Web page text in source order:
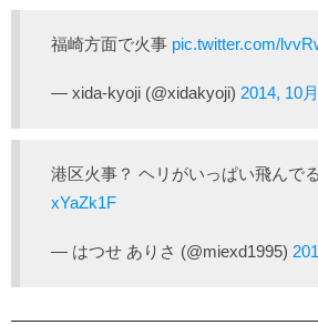
福崎方面で火事 pic.twitter.com/
— xida-kyoji (@xidakyoji) 2014, 10
港区火事？ ヘリがいっぱい飛んでる
xYaZk1F
— はつせ ありさ (@miexd1995)